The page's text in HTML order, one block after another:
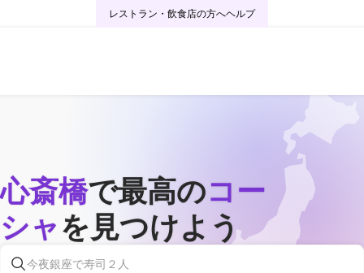
レストラン・飲食店の方へヘルプ
心斎橋で最高のコー​​
シャを見つけよう